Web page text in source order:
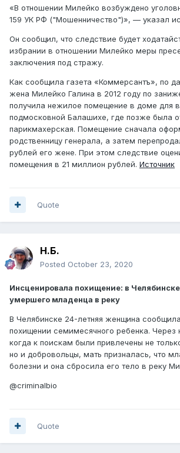
«В отношении Милейко возбуждено
159 УК РФ ("Мошенничество")», — указал
Он сообщил, что следствие будет
избрании в отношении Милейко меры
заключения под стражу.
Как сообщила газета «Коммерсантъ», по
жена Милейко Галина в 2012 году по
получила нежилое помещение в доме для
подмосковной Балашихе, где позже была
парикмахерская. Помещение сначала
родственницу генерала, а затем
рублей его жене. При этом следствие
помещения в 21 миллион рублей. Источник
Quote
Н.Б.
Posted October 23, 2020
Инсценировала похищение: в
умершего младенца в реку
В Челябинске 24-летняя женщина
похищении семимесячного ребенка. Через
когда к поискам были привлечены не
но и добровольцы, мать призналась, что
болезни и она сбросила его тело в реку
@criminalbio
Quote